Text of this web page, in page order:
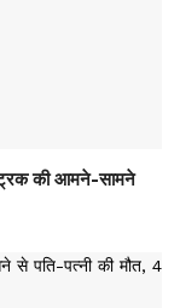
की आमने-सामने